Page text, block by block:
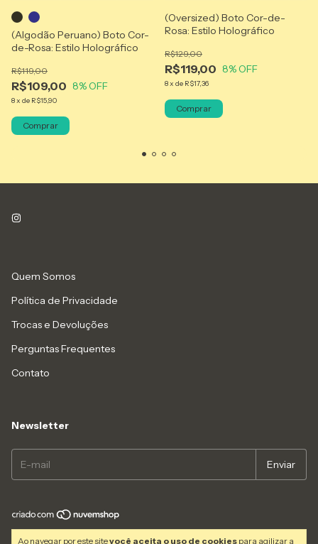
Ao navegar por este sitevocê aceita o uso de cookies para agilizar a
(Algodão Peruano) Boto Cor-
de-Rosa: Estilo Holográfico
R$109,00
R$119,00
8% OFF
8x de R$15,90
Comprar
(Oversized) Boto Cor-de-
Rosa: Estilo Holográfico
R$119,00
R$129,00
8% OFF
8x de R$17,36
Comprar
Quem Somos
Política de Privacidade
Trocas e Devoluções
Perguntas Frequentes
Contato
Newsletter
Copyright Planeta Amazônia - 60039305000139 - 2026. Todos os direitos